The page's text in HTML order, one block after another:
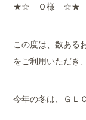
★☆ Ｏ様 ☆★
この度は、数ある
をご利用いただき
今年の冬は、ＧＬ